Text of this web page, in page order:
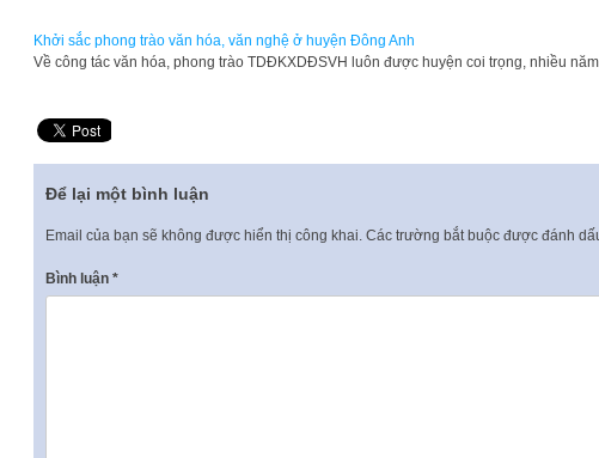
Khởi sắc phong trào văn hóa, văn nghệ ở huyện Đông Anh
Về công tác văn hóa, phong trào TDĐKXDĐSVH luôn được huyện coi trọng, nhiều
Để lại một bình luận
Email của bạn sẽ không được hiển thị công khai. Các trường bắt buộc được đánh
Bình luận *